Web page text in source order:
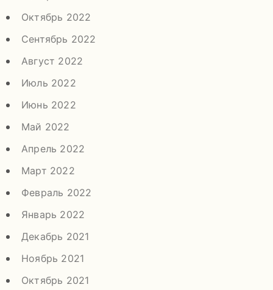
Октябрь 2022
Сентябрь 2022
Август 2022
Июль 2022
Июнь 2022
Май 2022
Апрель 2022
Март 2022
Февраль 2022
Январь 2022
Декабрь 2021
Ноябрь 2021
Октябрь 2021